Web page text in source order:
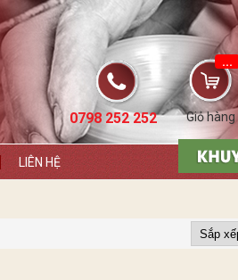
Giỏ hàng
...
0798 252 252
LIÊN HỆ